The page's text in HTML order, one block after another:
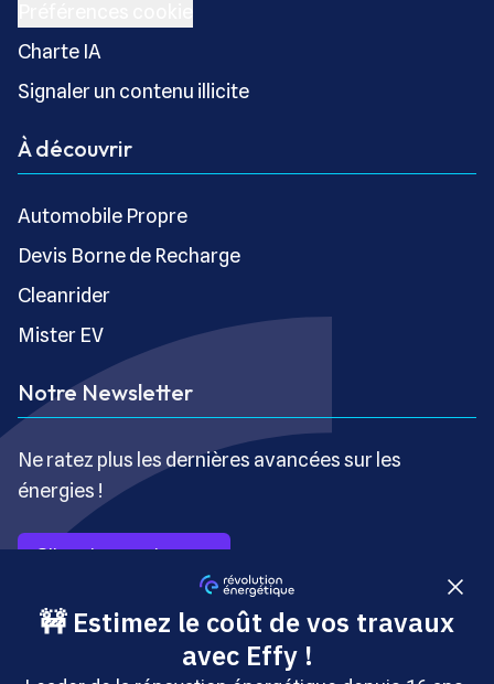
Charte IA
Signaler un contenu illicite
À découvrir
Automobile Propre
Devis Borne de Recharge
Cleanrider
Mister EV
Notre Newsletter
Ne ratez plus les dernières avancées sur les
énergies !
S’inscrire gratuitement
Copyright © Révolution Énergétique - Tous droits réservés
- Site édité par Saabre SAS, une société du groupe